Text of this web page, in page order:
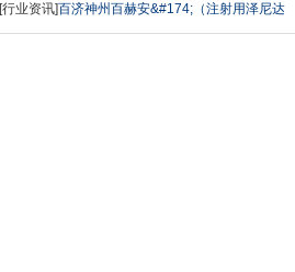
[行业资讯]百济神州百赫安&#174;（注射用泽尼达